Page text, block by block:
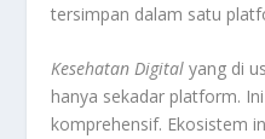
tersimpan dalam satu
Kesehatan Digital yang di
hanya sekadar platform.
komprehensif. Ekosistem